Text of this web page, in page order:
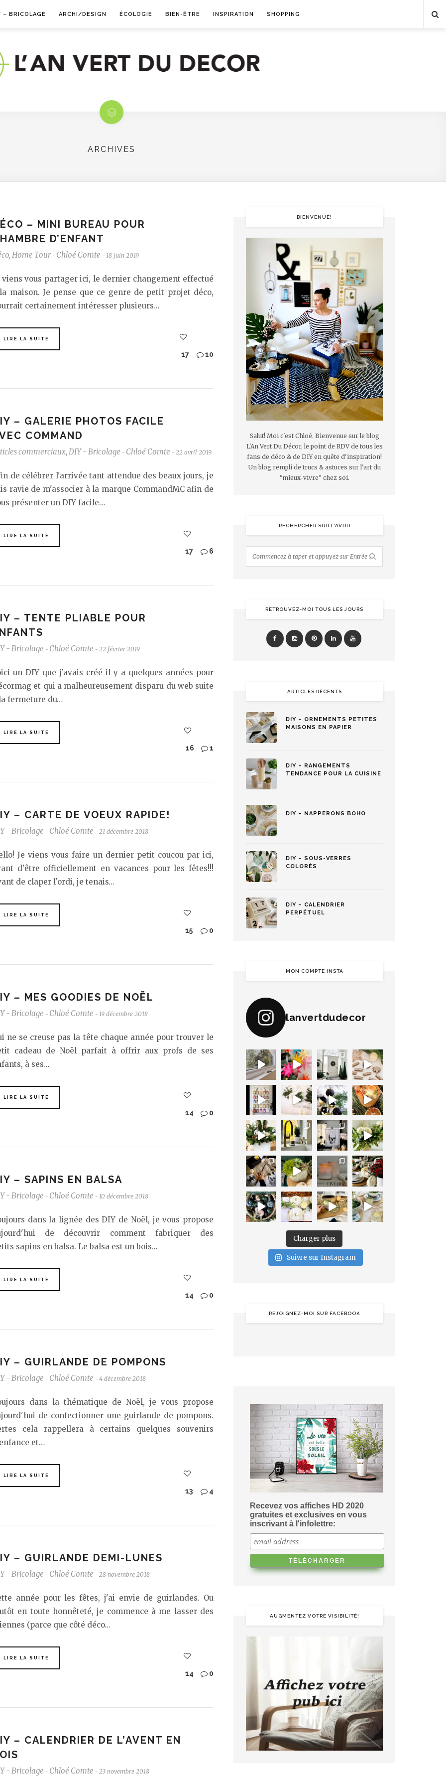
– BRICOLAGE ARCHI/DESIGN ÉCOLOGIE BIEN-ÊTRE INSPIRATION SHOPPING
ARCHIVES
– MINI BUREAU POUR
D’ENFANT
, Home Tour - Chloé Comte - 18 juin 2019
viens vous partager ici, le dernier changement effectué
maison. Je pense que ce genre de petit projet déco,
certainement intéresser plusieurs…
LIRE LA SUITE
17 10
– GALERIE PHOTOS FACILE
COMMAND
commerciaux, DIY - Bricolage - Chloé Comte - 22 avril 2019
de célébrer l'arrivée tant attendue des beaux jours, je
ravie de m'associer à la marque CommandMC afin de
présenter un DIY facile…
LIRE LA SUITE
17 6
– TENTE PLIABLE POUR
- Bricolage - Chloé Comte - 22 février 2019
un DIY que j'avais créé il y a quelques années pour
et qui a malheureusement disparu du web suite
fermeture du…
LIRE LA SUITE
16 1
– CARTE DE VOEUX RAPIDE!
- Bricolage - Chloé Comte - 21 décembre 2018
Je viens vous faire un dernier petit coucou par ici,
d'être officiellement en vacances pour les fêtes!!!
de claper l'ordi, je tenais…
LIRE LA SUITE
15 0
– MES GOODIES DE NOËL
- Bricolage - Chloé Comte - 19 décembre 2018
ne se creuse pas la tête chaque année pour trouver le
cadeau de Noël parfait à offrir aux profs de ses
à ses…
LIRE LA SUITE
14 0
– SAPINS EN BALSA
- Bricolage - Chloé Comte - 10 décembre 2018
dans la lignée des DIY de Noël, je vous propose
de découvrir comment fabriquer des
sapins en balsa. Le balsa est un bois…
LIRE LA SUITE
14 0
– GUIRLANDE DE POMPONS
- Bricolage - Chloé Comte - 4 décembre 2018
dans la thématique de Noël, je vous propose
de confectionner une guirlande de pompons.
cela rappellera à certains quelques souvenirs
et…
LIRE LA SUITE
13 4
– GUIRLANDE DEMI-LUNES
- Bricolage - Chloé Comte - 28 novembre 2018
année pour les fêtes, j'ai envie de guirlandes. Ou
en toute honnêteté, je commence à me lasser des
(parce que côté déco…
LIRE LA SUITE
14 0
– CALENDRIER DE L’AVENT EN
- Bricolage - Chloé Comte - 23 novembre 2018
BIENVENUE!
Salut! Moi c'est Chloé. Bienvenue sur le blog
L'An Vert Du Décor, le point de RDV de tous les
fans de déco & de DIY en quête d'inspiration!
Un blog rempli de trucs & astuces sur l'art du
"mieux-vivre" chez soi.
RECHERCHER SUR L’AVDD
RETROUVEZ-MOI TOUS LES JOURS
ARTICLES RÉCENTS
DIY – ORNEMENTS PETITES
MAISONS EN PAPIER
DIY – RANGEMENTS
TENDANCE POUR LA CUISINE
DIY – NAPPERONS BOHO
DIY – SOUS-VERRES
COLORÉS
DIY – CALENDRIER
PERPÉTUEL
MON COMPTE INSTA
lanvertdudecor
Charger plus
Suivre sur Instagram
REJOIGNEZ-MOI SUR FACEBOOK
Recevez vos affiches HD 2020
gratuites et exclusives en vous
inscrivant à l'infolettre:
AUGMENTEZ VOTRE VISIBILITÉ!